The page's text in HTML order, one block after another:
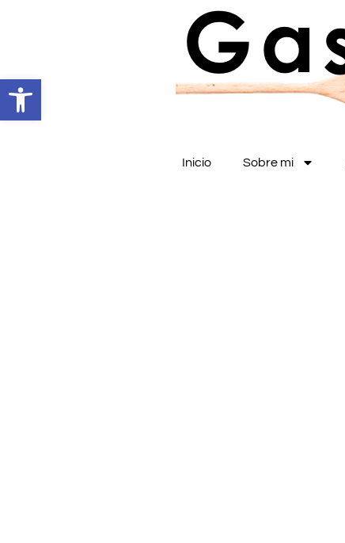
Abrir barra de herramientas
Inicio Sobre mi